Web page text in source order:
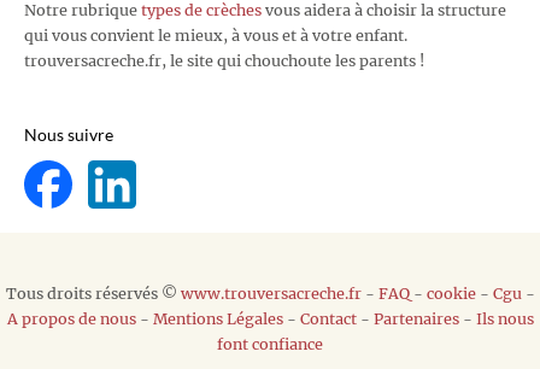
Notre rubrique types de crèches vous aidera à choisir la structure
qui vous convient le mieux, à vous et à votre enfant.
trouversacreche.fr, le site qui chouchoute les parents !
Nous suivre
Tous droits réservés © www.trouversacreche.fr- FAQ- cookie- Cgu -
A propos de nous- Mentions Légales- Contact- Partenaires- Ils nous
font confiance